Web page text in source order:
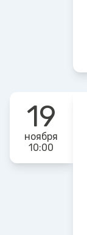
19
ноября
10:00